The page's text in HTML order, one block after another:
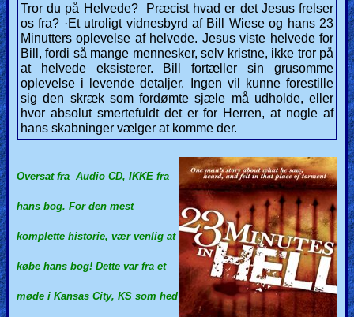
Gospel
Videos
🎞
Godly
Movies
🎞
CBN
Videos
🎞
Kids
Tror du på Helvede? Præcist hvad er det Jesus frelser
os fra? ·Et utroligt vidnesbyrd af Bill Wiese og hans 23
Minutters oplevelse af helvede. Jesus viste helvede for
Bill, fordi så mange mennesker, selv kristne, ikke tror på
at helvede eksisterer. Bill fortæller sin grusomme
oplevelse i levende detaljer. Ingen vil kunne forestille
sig den skræk som fordømte sjæle må udholde, eller
hvor absolut smertefuldt det er for Herren, at nogle af
hans skabninger vælger at komme der.
Oversat fra Audio CD, IKKE fra
hans bog. For den mest
komplette historie, vær venlig at
købe hans bog! Dette var fra et
møde i Kansas City, KS som hed